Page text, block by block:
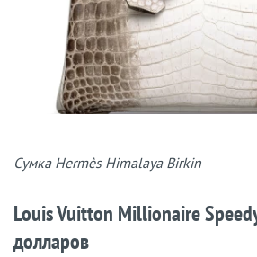
Сумка Hermès Himalaya Birkin
Louis Vuitton Millionaire
долларов